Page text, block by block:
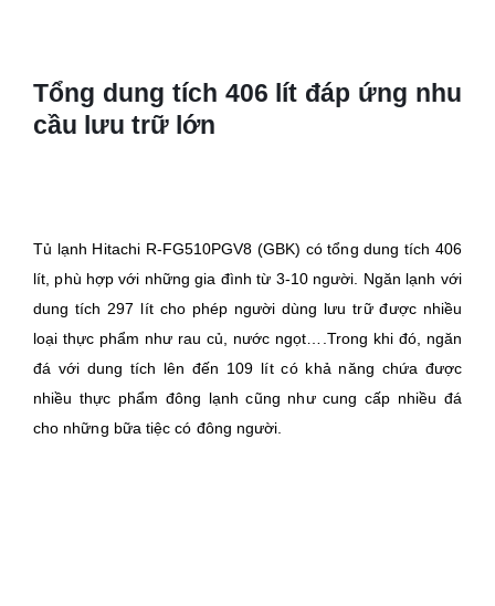
Tổng dung tích 406 lít đáp ứng nhu
cầu lưu trữ lớn
Tủ lạnh Hitachi R-FG510PGV8 (GBK) có tổng dung tích 406
lít, phù hợp với những gia đình từ 3-10 người. Ngăn lạnh với
dung tích 297 lít cho phép người dùng lưu trữ được nhiều
loại thực phẩm như rau củ, nước ngọt….Trong khi đó, ngăn
đá với dung tích lên đến 109 lít có khả năng chứa được
nhiều thực phẩm đông lạnh cũng như cung cấp nhiều đá
cho những bữa tiệc có đông người.